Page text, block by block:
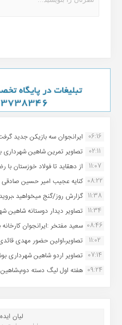
06:16 ایرانجوان سه بازیکن جدید
02:11
تصاویر تمرین شاهین
11:07
از دهقاید تا فولاد خوزستان
08:22 کنایه عجیب امیر حسین
11:38 گزارش روز/گنج میخواهید
11:34 تصاویر دیدار دوستانه شاهین
08:46 سعید مفتخر :ایرانجوان
11:02
تصاویر،اولین حضور مهدی
07:14 تصاویر اردو شاهین شهرداری
09:24 هفته اول لیگ دسته
لیان ایده